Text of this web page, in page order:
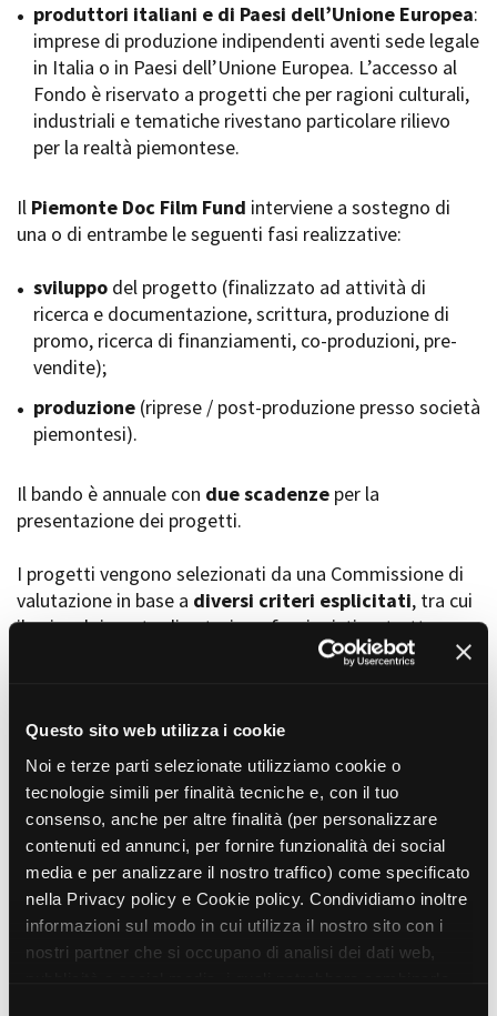
Questo sito web utilizza i cookie
Noi e terze parti selezionate utilizziamo cookie o
tecnologie simili per finalità tecniche e, con il tuo
consenso, anche per altre finalità (per personalizzare
contenuti ed annunci, per fornire funzionalità dei social
media e per analizzare il nostro traffico) come specificato
nella Privacy policy e Cookie policy. Condividiamo inoltre
informazioni sul modo in cui utilizza il nostro sito con i
nostri partner che si occupano di analisi dei dati web,
Piemonte Doc Film Fund
Short Film Fund
PRODUCTION GUIDE
Società di produzione
Strutture di servizio
Attrici-Attori
Beginners
LOCATION GUIDE
FILM DATABASE
BOOK DATABASE
NEWS
CASTING
Festa del Cinema di Roma
Torino Film Festival
David di Donatello
Nastri d’Argento
Premio Solinas
Location - Accedi al tuo
profilo
Newsletter
Lavora con noi
Stage - Tirocini - Scuola e
Lavoro
per affidamento lavori in
economia
Amministrazione trasparente
Bandi e gare
Whistleblowing
produttori italiani e di Paesi dell’Unione Europea:
imprese di produzione indipendenti aventi sede legale
in Italia o in Paesi dell’Unione Europea. L’accesso al
Fondo è riservato a progetti che per ragioni culturali,
industriali e tematiche rivestano particolare rilievo
per la realtà piemontese.
Il Piemonte Doc Film Fund interviene a sostegno di
una o di entrambe le seguenti fasi realizzative:
sviluppo del progetto (finalizzato ad attività di
ricerca e documentazione, scrittura, produzione di
promo, ricerca di finanziamenti, co-produzioni, pre-
vendite);
produzione (riprese / post-produzione presso società
piemontesi).
Il bando è annuale con due scadenze per la
presentazione dei progetti.
I progetti vengono selezionati da una Commissione di
valutazione in base a diversi criteri esplicitati, tra cui
il coinvolgimento di autori, professionisti e strutture
torinesi e piemontesi, i co-finanziamenti e l’effettiva
diffusione attraverso molteplici canali (proiezioni in sala,
canali televisivi, homevideo, piattaforme web...).
Progetti in progress
Vedi 105 progetti in progress